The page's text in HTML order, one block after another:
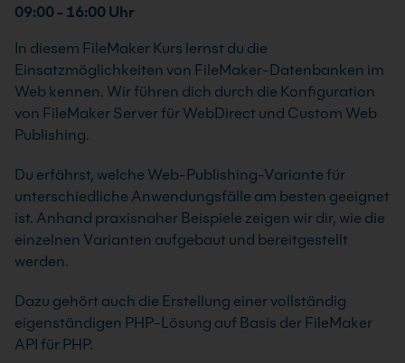
09:00 - 16:00 Uhr
In diesem FileMaker Kurs lernst du die
Einsatzmöglichkeiten von FileMaker-Datenbanken im
Web kennen. Wir führen dich durch die Konfiguration
von FileMaker Server für WebDirect und Custom Web
Publishing.
Du erfährst, welche Web-Publishing-Variante für
unterschiedliche Anwendungsfälle am besten geeignet
ist. Anhand praxisnaher Beispiele zeigen wir dir, wie die
einzelnen Varianten aufgebaut und bereitgestellt
werden.
Dazu gehört auch die Erstellung einer vollständig
eigenständigen PHP-Lösung auf Basis der FileMaker
API für PHP.